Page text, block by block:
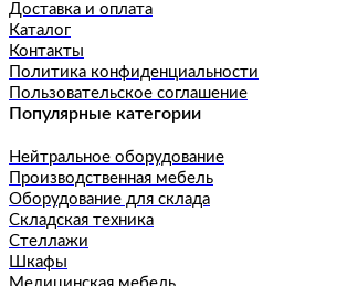
Доставка и оплата
Каталог
Контакты
Политика конфиденциальности
Пользовательское соглашение
Популярные категории
Нейтральное оборудование
Производственная мебель
Оборудование для склада
Складская техника
Стеллажи
Шкафы